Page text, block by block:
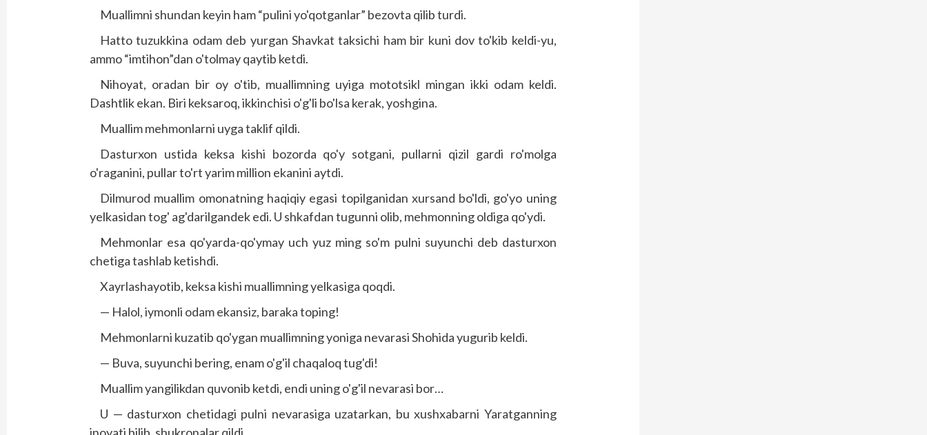
Muallimni shundan keyin ham “pulini yo'qotganlar” bezovta qilib turdi.
Hatto tuzukkina odam deb yurgan Shavkat taksichi ham bir kuni dov to'kib keldi-yu,
ammo “imtihon”dan o'tolmay qaytib ketdi.
Nihoyat, oradan bir oy o'tib, muallimning uyiga mototsikl mingan ikki odam keldi.
Dashtlik ekan. Biri keksaroq, ikkinchisi o'g'li bo'lsa kerak, yoshgina.
Muallim mehmonlarni uyga taklif qildi.
Dasturxon ustida keksa kishi bozorda qo'y sotgani, pullarni qizil gardi ro'molga
o'raganini, pullar to'rt yarim million ekanini aytdi.
Dilmurod muallim omonatning haqiqiy egasi topilganidan xursand bo'ldi, go'yo uning
yelkasidan tog' ag'darilgandek edi. U shkafdan tugunni olib, mehmonning oldiga qo'ydi.
Mehmonlar esa qo'yarda-qo'ymay uch yuz ming so'm pulni suyunchi deb dasturxon
chetiga tashlab ketishdi.
Xayrlashayotib, keksa kishi muallimning yelkasiga qoqdi.
— Halol, iymonli odam ekansiz, baraka toping!
Mehmonlarni kuzatib qo'ygan muallimning yoniga nevarasi Shohida yugurib keldi.
— Buva, suyunchi bering, enam o'g'il chaqaloq tug'di!
Muallim yangilikdan quvonib ketdi, endi uning o'g'il nevarasi bor…
U — dasturxon chetidagi pulni nevarasiga uzatarkan, bu xushxabarni Yaratganning
inoyati bilib, shukronalar qildi.